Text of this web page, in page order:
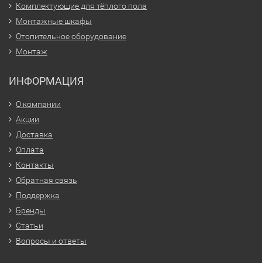
Комплектующие для тёплого пола
Монтажные шкафы
Отопительное оборудование
Монтаж
ИНФОРМАЦИЯ
О компании
Акции
Доставка
Оплата
Контакты
Обратная связь
Поддержка
Бренды
Статьи
Вопросы и ответы